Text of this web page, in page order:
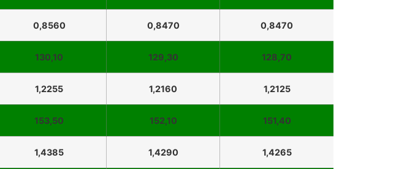
0,8560 0,8470 0,8470
130,10 129,30 128,70
1,2255 1,2160 1,2125
153,50 152,10 151,40
1,4385 1,4290 1,4265